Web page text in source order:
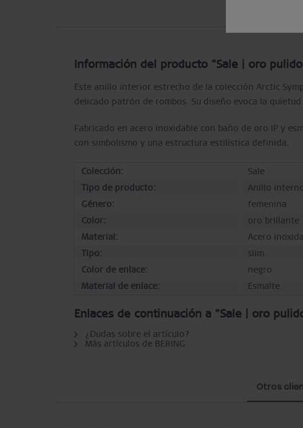
Información del producto "Sale | oro
Este anillo interior estrecho de la colección Arctic
delicado patrón de rombos. Su diseño evoca la
Fabricado en acero inoxidable con baño de oro IP y
con simbolismo y una estructura estilística definida.
Colección:
Sale
Tipo de producto:
Anillo
Género:
femenina
Color:
oro brillante
Material:
Acero
Tipo:
slim
Color de enlace:
negro
Material de enlace:
Esmalte
Enlaces de continuación a "Sale | oro
¿Dudas sobre el artículo?
Más artículos de BERING
Otros